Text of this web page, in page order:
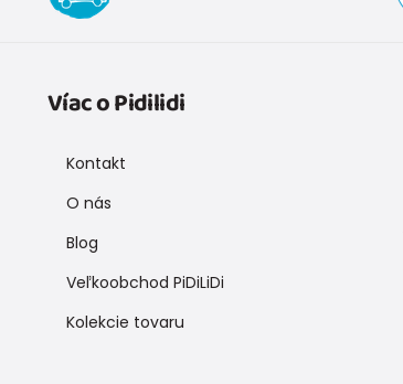
Víac o Pidilidi
Kontakt
O nás
Blog
Veľkoobchod PiDiLiDi
Kolekcie tovaru